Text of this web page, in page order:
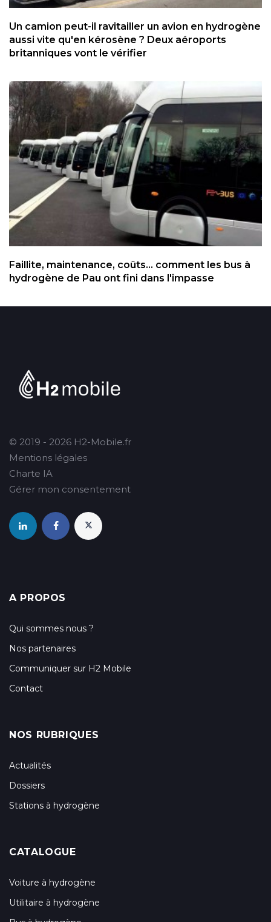
Un camion peut-il ravitailler un avion en hydrogène
aussi vite qu'en kérosène ? Deux aéroports
britanniques vont le vérifier
Faillite, maintenance, coûts... comment les bus à
hydrogène de Pau ont fini dans l'impasse
© 2019 - 2026 H2-Mobile.fr
Mentions légales
Charte IA
Gérer mon consentement
A PROPOS
Qui sommes nous ?
Nos partenaires
Communiquer sur H2 Mobile
Contact
NOS RUBRIQUES
Actualités
Dossiers
Stations à hydrogène
CATALOGUE
Voiture à hydrogène
Utilitaire à hydrogène